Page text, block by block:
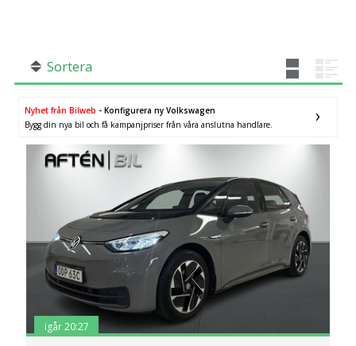
Län (alla)
Sortera
Nyhet från Bilweb - Konfigurera ny Volkswagen
Bygg din nya bil och få kampanjpriser från våra anslutna handlare.
igår 20:27